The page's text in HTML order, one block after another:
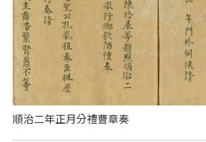
順治二年正月分禮曹章奏